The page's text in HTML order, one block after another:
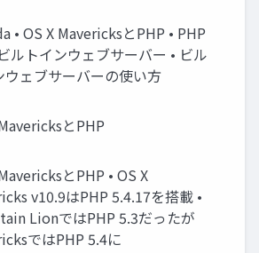
• OS X MavericksとPHP • PHP
ルトインウェブサーバー • ビル
ウェブサーバーの使い方
とPHP
とPHP • OS X
v10.9はPHP 5.4.17を搭載 •
LionではPHP 5.3だったが
ではPHP 5.4に